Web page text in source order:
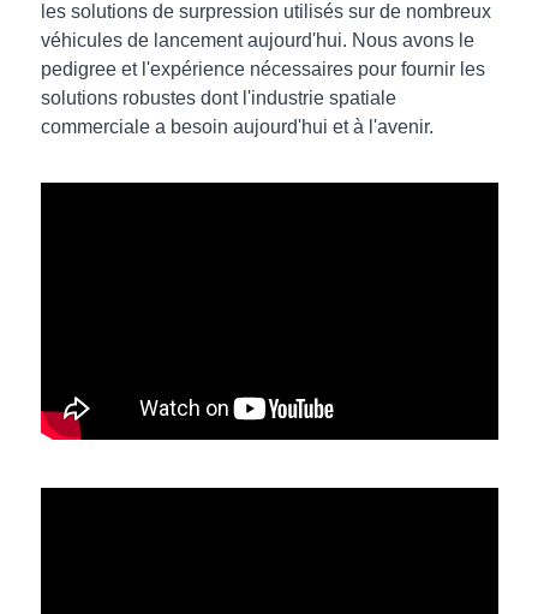
les solutions de surpression utilisés sur de nombreux
véhicules de lancement aujourd'hui. Nous avons le
pedigree et l'expérience nécessaires pour fournir les
solutions robustes dont l'industrie spatiale
commerciale a besoin aujourd'hui et à l'avenir.